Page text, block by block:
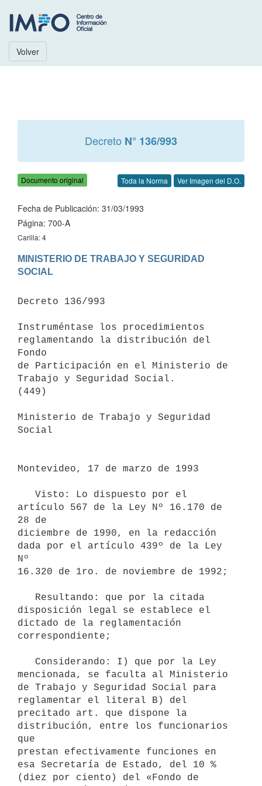
Volver
Decreto N° 136/993
Documento original Toda la Norma Ver Imagen del D.O.
Fecha de Publicación: 31/03/1993
Página: 700-A
Carilla: 4
MINISTERIO DE TRABAJO Y SEGURIDAD
Decreto 136/993
Instruméntase los procedimientos
reglamentando la distribución del
Fondo
de Participación en el Ministerio de
Trabajo y Seguridad Social.
(449)
Ministerio de Trabajo y Seguridad
Social
Montevideo, 17 de marzo de 1993
artículo 567 de la Ley Nº 16.170 de
28 de
diciembre de 1990, en la redacción
dada por el artículo 439º de la Ley
Nº
16.320 de 1ro. de noviembre de 1992;
disposición legal se establece el
dictado de la reglamentación
correspondiente;
mencionada, se faculta al Ministerio
de Trabajo y Seguridad Social para
reglamentar el literal B) del
precitado art. que dispone la
distribución, entre los funcionarios
que
prestan efectivamente funciones en
esa Secretaría de Estado, del 10 %
(diez por ciento) del «Fondo de